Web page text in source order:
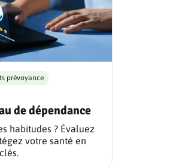
de dépendance
prévoyance
habitudes ? Évaluez
votre santé en